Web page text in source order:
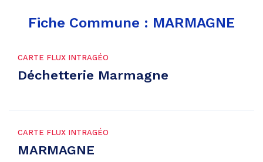
Fiche Commune : MARMAGNE
CARTE FLUX INTRAGÉO
Déchetterie Marmagne
CARTE FLUX INTRAGÉO
MARMAGNE